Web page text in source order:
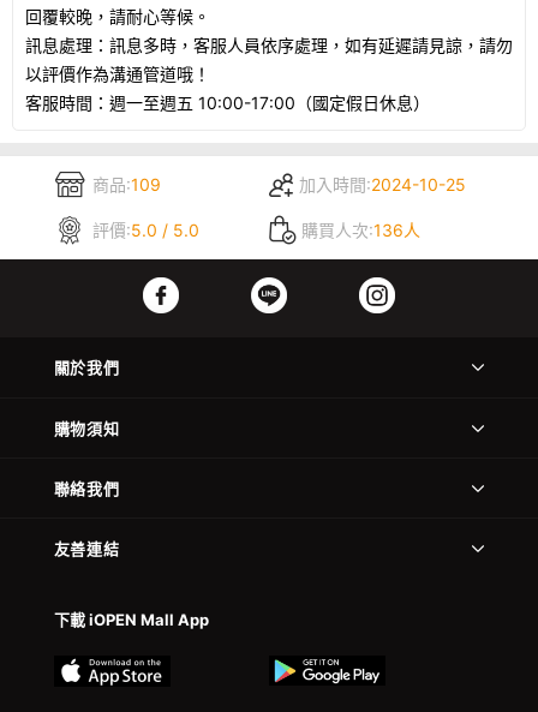
回覆較晚，請耐心等候。
訊息處理：訊息多時，客服人員依序處理，如有延遲請見諒，請勿
以評價作為溝通管道哦！
客服時間：週一至週五 10:00-17:00（國定假日休息）
商品:109 加入時間:2024-10-25
評價:5.0 / 5.0 購買人次:136人
關於我們
購物須知
聯絡我們
友善連結
下載 iOPEN Mall App